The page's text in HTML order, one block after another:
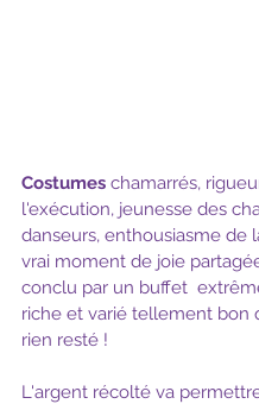
Costumes chamarrés,
l'exécution, jeunesse des
danseurs, enthousiasme de
vrai moment de joie
conclu par un buffet
riche et varié tellement bon
rien resté !
L'argent récolté va